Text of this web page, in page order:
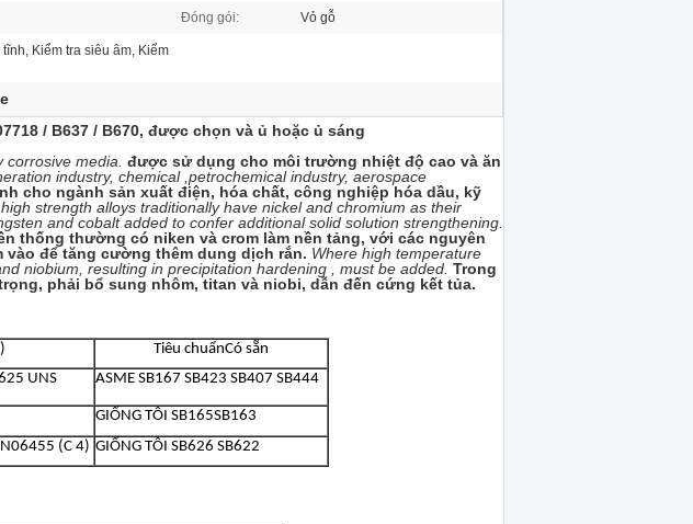
Đóng gói: Vỏ gỗ
Kiểm tra siêu âm, Kiểm
/ B637 / B670, được chọn và ủ hoặc ủ sáng
media. được sử dụng cho môi trường nhiệt độ cao và ăn
industry, chemical ,petrochemical industry, aerospace
cho ngành sản xuất điện, hóa chất, công nghiệp hóa dầu, kỹ
strength alloys traditionally have nickel and chromium as their
and cobalt added to confer additional solid solution strengthening.
thống thường có niken và crom làm nền tảng, với các nguyên
để tăng cường thêm dung dịch rắn. Where high temperature
niobium, resulting in precipitation hardening , must be added. Trong
phải bổ sung nhôm, titan và niobi, dẫn đến cứng kết tủa.
Tiêu chuẩnCó sẵn
UNS
ASME SB167 SB423 SB407 SB444
GIỐNG TÔI SB165SB163
(C 4) GIỐNG TÔI SB626 SB622